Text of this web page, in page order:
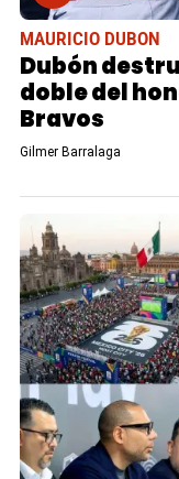
MAURICIO DUBON
Dubón
doble del
Bravos
Gilmer Barralaga